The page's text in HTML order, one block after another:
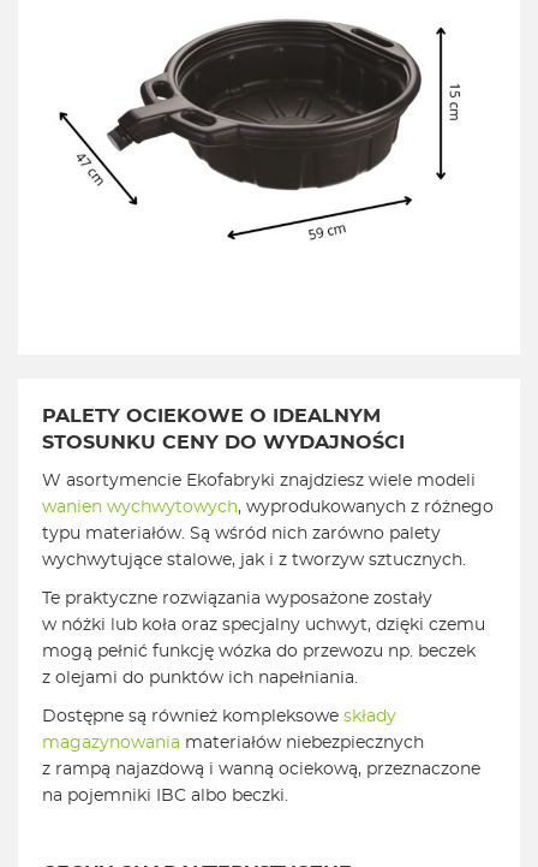
PALETY OCIEKOWE O IDEALNYM
STOSUNKU CENY DO WYDAJNOŚCI
W asortymencie Ekofabryki znajdziesz wiele modeli
wanien wychwytowych, wyprodukowanych z różnego
typu materiałów. Są wśród nich zarówno palety
wychwytujące stalowe, jak i z tworzyw sztucznych.
Te praktyczne rozwiązania wyposażone zostały
w nóżki lub koła oraz specjalny uchwyt, dzięki czemu
mogą pełnić funkcję wózka do przewozu np. beczek
z olejami do punktów ich napełniania.
Dostępne są również kompleksowe składy
magazynowania materiałów niebezpiecznych
z rampą najazdową i wanną ociekową, przeznaczone
na pojemniki IBC albo beczki.